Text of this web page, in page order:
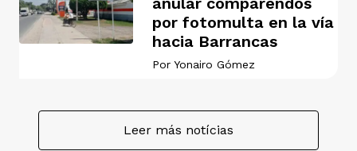
por fotomulta en la vía
hacia Barrancas
Por Yonairo Gómez
Leer más notícias